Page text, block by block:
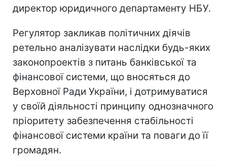
директор юридичного департаменту НБУ.
Регулятор закликав політичних діячів
ретельно аналізувати наслідки будь-яких
законопроектів з питань банківської та
фінансової системи, що вносяться до
Верховної Ради України, і дотримуватися
у своїй діяльності принципу однозначного
пріоритету забезпечення стабільності
фінансової системи країни та поваги до її
громадян.